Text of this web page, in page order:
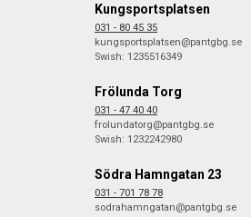
Kungsportsplatsen
031 - 80 45 35
kungsportsplatsen@pantgbg.se
Swish: 1235516349
Frölunda Torg
031 - 47 40 40
frolundatorg@pantgbg.se
Swish: 1232242980
Södra Hamngatan 23
031 - 701 78 78
sodrahamngatan@pantgbg.se